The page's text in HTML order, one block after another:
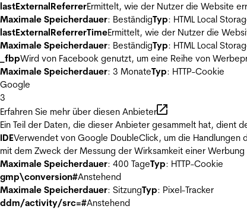
lastExternalReferrerErmittelt, wie der Nutzer die Website
Maximale Speicherdauer: BeständigTyp: HTML Local
lastExternalReferrerTimeErmittelt, wie der Nutzer die
Maximale Speicherdauer: BeständigTyp: HTML Local
_fbpWird von Facebook genutzt, um eine Reihe von
Maximale Speicherdauer: 3 MonateTyp: HTTP-Cookie
Google
3
Erfahren Sie mehr über diesen Anbieter
Ein Teil der Daten, die dieser Anbieter gesammelt hat, dient
IDEVerwendet von Google DoubleClick, um die Handlungen
mit dem Zweck der Messung der Wirksamkeit einer
Maximale Speicherdauer: 400 TageTyp: HTTP-Cookie
gmp\conversion#Anstehend
Maximale Speicherdauer: SitzungTyp: Pixel-Tracker
ddm/activity/src=#Anstehend